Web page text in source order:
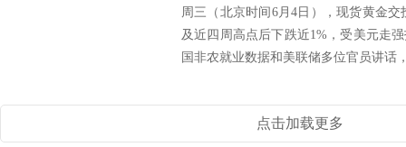
周三（北京时间6月4日），现货黄金交
及近四周高点后下跌近1%，受美元走
国非农就业数据和美联储多位官员讲话
点击加载更多